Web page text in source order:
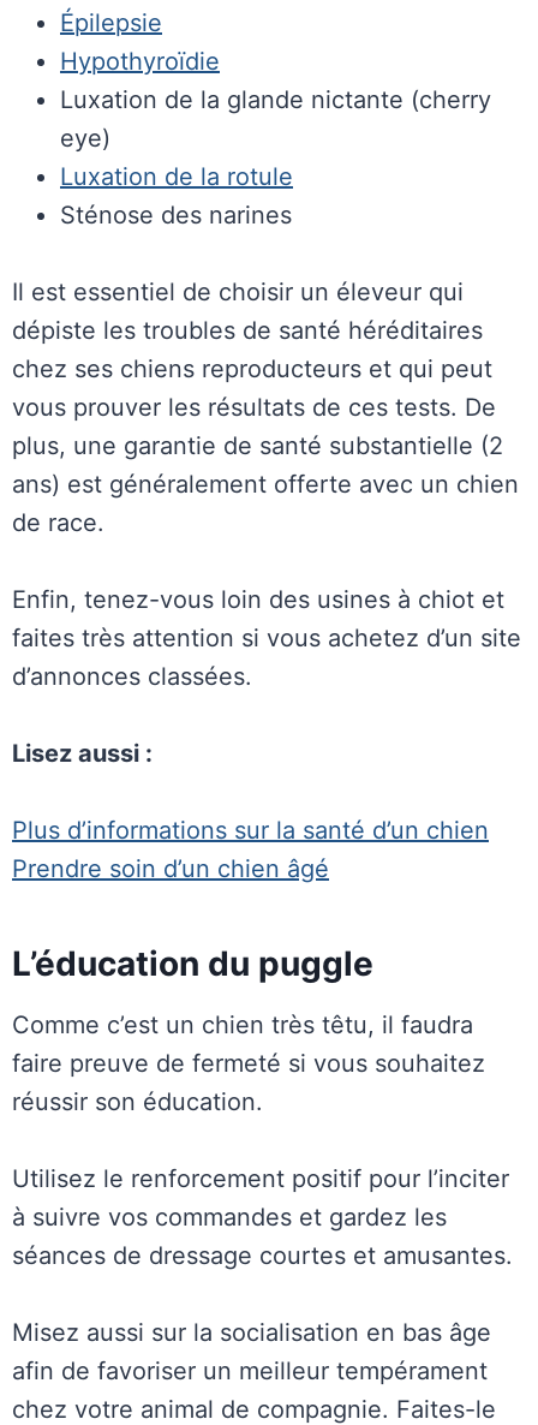
Épilepsie
Hypothyroïdie
Luxation de la glande nictante (cherry
eye)
Luxation de la rotule
Sténose des narines
Il est essentiel de choisir un éleveur qui
dépiste les troubles de santé héréditaires
chez ses chiens reproducteurs et qui peut
vous prouver les résultats de ces tests. De
plus, une garantie de santé substantielle (2
ans) est généralement offerte avec un chien
de race.
Enfin, tenez-vous loin des usines à chiot et
faites très attention si vous achetez d’un site
d’annonces classées.
Lisez aussi :
Plus d’informations sur la santé d’un chien
Prendre soin d’un chien âgé
L’éducation du puggle
Comme c’est un chien très têtu, il faudra
faire preuve de fermeté si vous souhaitez
réussir son éducation.
Utilisez le renforcement positif pour l’inciter
à suivre vos commandes et gardez les
séances de dressage courtes et amusantes.
Misez aussi sur la socialisation en bas âge
afin de favoriser un meilleur tempérament
chez votre animal de compagnie. Faites-le